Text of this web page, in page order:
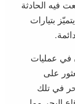
فيه الحادثة
بتيارات
في عمليات
على
في تلك